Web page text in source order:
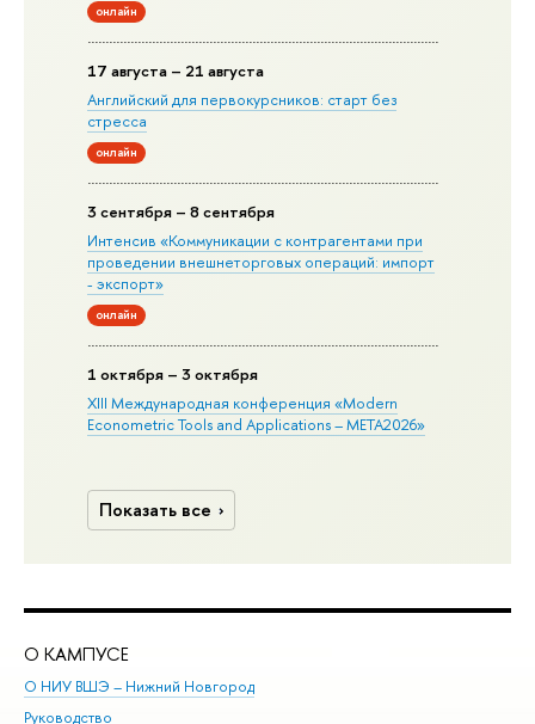
онлайн
17 августа – 21 августа
Английский для первокурсников: старт без
стресса
онлайн
3 сентября – 8 сентября
Интенсив «Коммуникации с контрагентами при
проведении внешнеторговых операций: импорт
- экспорт»
онлайн
1 октября – 3 октября
XIII Международная конференция «Modern
Econometric Tools and Applications – META2026»
Показать все
О КАМПУСЕ
О НИУ ВШЭ – Нижний Новгород
Руководство